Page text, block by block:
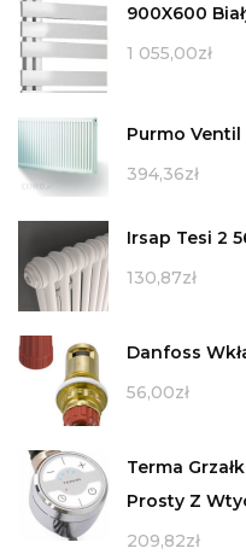
900X600
1 055,00zł
Purmo Ventil
394,36zł
Irsap Tesi 2
130,87zł
Danfoss
56,00zł
Terma
Prosty Z
209,82zł